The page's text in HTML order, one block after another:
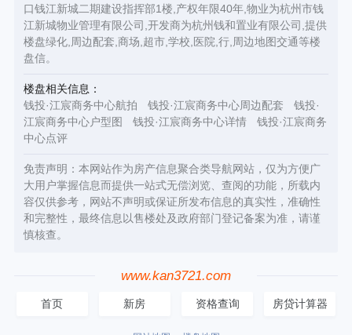
口钱江新城二期建设指挥部1楼,产权年限40年,物业为杭州市钱
江新城物业管理有限公司,开发商为杭州钱和置业有限公司,提供
楼盘绿化,周边配套,商场,超市,学校,医院,行,周边地图交通等楼
盘信。
楼盘相关信息：
钱投·江宸商务中心航拍
钱投·江宸商务中心周边配套
钱投·
江宸商务中心户型图
钱投·江宸商务中心详情
钱投·江宸商务
中心点评
免责声明：本网站作为房产信息聚合类导航网站，仅为方便广
大用户掌握信息而提供一站式无偿浏览、查阅的功能，所载内
容仅供参考，网站不声明或保证所发布信息的真实性，准确性
和完整性，最终信息以售楼处及政府部门登记备案为准，请谨
慎核查。
www.kan3721.com
首页 新房 资格查询 房贷计算器